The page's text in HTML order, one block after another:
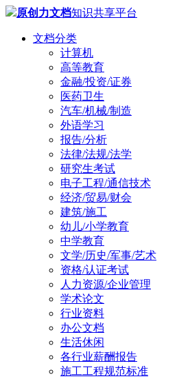
原创力文档知识共享平台
文档分类
计算机
高等教育
金融/投资/证券
医药卫生
汽车/机械/制造
外语学习
报告/分析
法律/法规/法学
研究生考试
电子工程/通信技术
经济/贸易/财会
建筑/施工
幼儿/小学教育
中学教育
文学/历史/军事/艺术
资格/认证考试
人力资源/企业管理
学术论文
行业资料
办公文档
生活休闲
各行业薪酬报告
施工工程规范标准